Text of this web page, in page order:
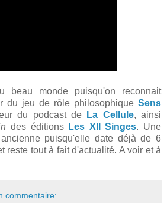
beau monde puisqu'on reconnait
du jeu de rôle philosophique Sens
du podcast de La Cellule, ainsi
des éditions Les XII Singes. Une
puisqu'elle date déjà de 6
reste tout à fait d'actualité. A voir et à
commentaire: